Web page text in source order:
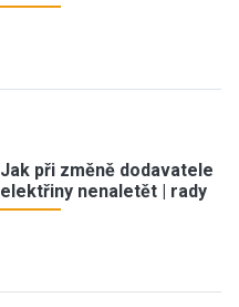
Jak při změně dodavatele
elektřiny nenaletět | rady